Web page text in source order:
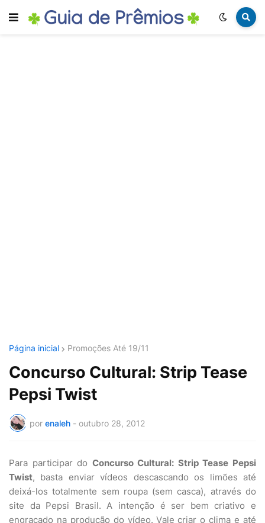
Página inicial Promoções Até 19/11
Concurso Cultural: Strip Tease
Pepsi Twist
por enaleh - outubro 28, 2012
Para participar do Concurso Cultural: Strip Tease Pepsi
Twist, basta enviar vídeos descascando os limões até
deixá-los totalmente sem roupa (sem casca), através do
site da Pepsi Brasil. A intenção é ser bem criativo e
engraçado na produção do vídeo. Vale criar o clima e até